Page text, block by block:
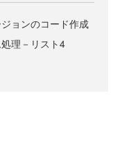
ョンのコード作成
理－リスト4